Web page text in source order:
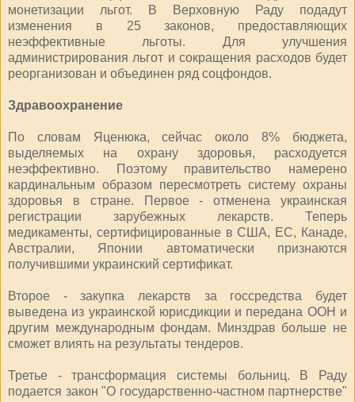
монетизации льгот. В Верховную Раду подадут
изменения в 25 законов, предоставляющих
неэффективные льготы. Для улучшения
администрирования льгот и сокращения расходов будет
реорганизован и объединен ряд соцфондов.
Здравоохранение
По словам Яценюка, сейчас около 8% бюджета,
выделяемых на охрану здоровья, расходуется
неэффективно. Поэтому правительство намерено
кардинальным образом пересмотреть систему охраны
здоровья в стране. Первое - отменена украинская
регистрации зарубежных лекарств. Теперь
медикаменты, сертифицированные в США, ЕС, Канаде,
Австралии, Японии автоматически признаются
получившими украинский сертификат.
Второе - закупка лекарств за госсредства будет
выведена из украинской юрисдикции и передана ООН и
другим международным фондам. Минздрав больше не
сможет влиять на результаты тендеров.
Третье - трансформация системы больниц. В Раду
подается закон "О государственно-частном партнерстве"